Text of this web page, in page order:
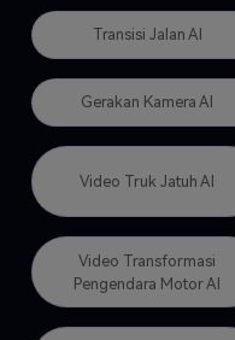
Transisi Jalan AI
Gerakan Kamera AI
Video Truk Jatuh AI
Video Transformasi
Pengendara Motor AI